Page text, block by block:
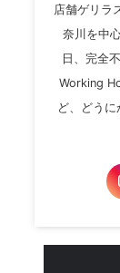
店舗ゲリラ
奈川を中
日、完全
Working
ど、どう